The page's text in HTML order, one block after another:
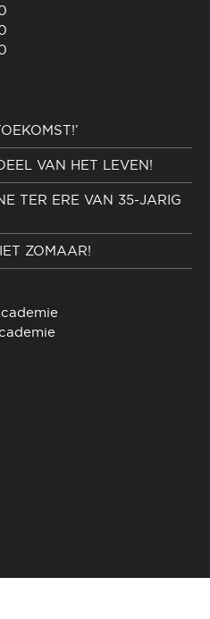
VAN HET LEVEN!
TER ERE VAN 35-JARIG
ZOMAAR!